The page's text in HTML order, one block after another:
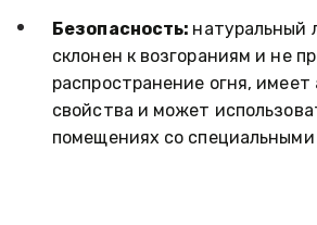
Безопасность: натуральный
склонен к возгораниям и не
распространение огня,
свойства и может
помещениях со